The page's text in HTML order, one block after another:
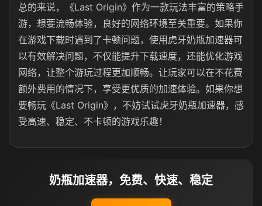
总的来说，《Last Origin》作为一款玩法丰富的策略手
游，想要流畅体验，良好的网络环境至关重要。如果你
在游戏下载时遇到了卡顿问题，使用虎牙奶瓶加速器可
以有效解决问题，不仅能提升下载速度，还能优化游戏
网络，让整个游玩过程更加顺畅。让玩家可以在不花费
额外费用的情况下，享受更优质的加速体验。如果你想
要畅玩《Last Origin》，不妨试试虎牙奶瓶加速器，感
受高速、稳定、不卡顿的游戏乐趣！
奶瓶加速器，免费、快速、稳定